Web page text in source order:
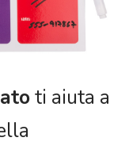
ti aiuta a